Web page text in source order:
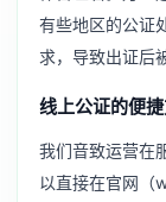
有些地区的公证
求，导致出证后
线上公证的便
我们音致运营在
以直接在官网（